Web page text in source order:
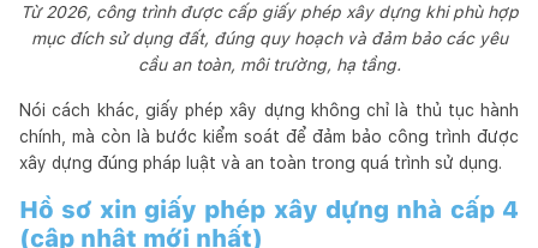
Từ 2026, công trình được cấp giấy phép xây dựng khi phù hợp
mục đích sử dụng đất, đúng quy hoạch và đảm bảo các yêu
cầu an toàn, môi trường, hạ tầng.
Nói cách khác, giấy phép xây dựng không chỉ là thủ tục hành
chính, mà còn là bước kiểm soát để đảm bảo công trình được
xây dựng đúng pháp luật và an toàn trong quá trình sử dụng.
Hồ sơ xin giấy phép xây dựng nhà cấp 4
(cập nhật mới nhất)